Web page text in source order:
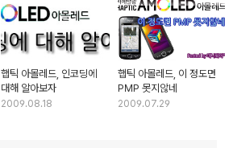
햅틱 아몰레드, 인코딩에
대해 알아보자
2009.08.18
햅틱 아몰레드, 이 정도면
PMP 못지않네
2009.07.29